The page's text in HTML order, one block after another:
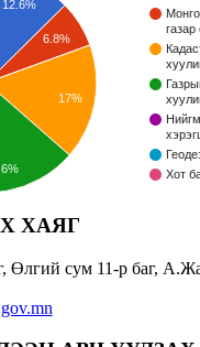
Хот
12.6%
6.8%
17%
ХАЯГ
Өлгий сум 11-р баг,